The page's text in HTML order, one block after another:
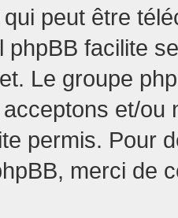
qui peut être
phpBB facilite
Le groupe
et/ou
permis. Pour
merci de